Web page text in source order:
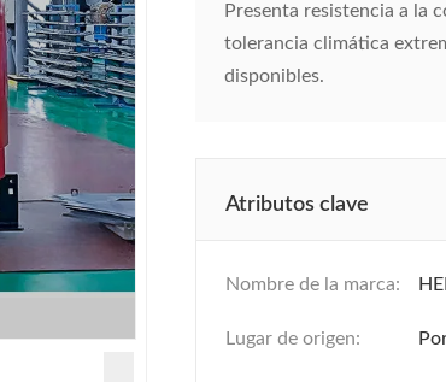
Presenta resistencia a la
tolerancia climática
disponibles.
Atributos clave
Nombre de la marca:
Lugar de origen: